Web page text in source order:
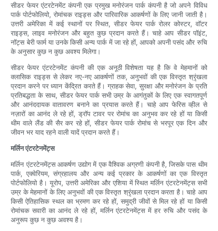
सीडर फेयर एंटरटेनमेंट कंपनी एक प्रमुख मनोरंजन पार्क कंपनी है जो अपने विविध
पार्क पोर्टफोलियो, रोमांचक राइड्स और पारिवारिक आकर्षणों के लिए जानी जाती है।
उत्तरी अमेरिका में कई स्थानों पर स्थित, सीडर फेयर पार्क रोलर कोस्टर, वॉटर
राइड्स, लाइव मनोरंजन और बहुत कुछ प्रदान करते हैं। चाहे आप सीडर पॉइंट,
नॉट्स बेरी फार्म या उनके किसी अन्य पार्क में जा रहे हों, आपको अपनी पसंद और रुचि
के अनुसार कुछ न कुछ अवश्य मिलेगा।
सीडर फेयर एंटरटेनमेंट कंपनी की एक अनूठी विशेषता यह है कि वे मेहमानों को
क्लासिक राइड्स से लेकर नए-नए आकर्षणों तक, अनुभवों की एक विस्तृत श्रृंखला
प्रदान करने पर ध्यान केंद्रित करते हैं। ग्राहक सेवा, सुरक्षा और मनोरंजन के प्रति
प्रतिबद्धता के साथ, सीडर फेयर पार्क सभी उम्र के आगंतुकों के लिए एक स्वागतपूर्ण
और आनंददायक वातावरण बनाने का प्रयास करते हैं। चाहे आप फेरिस व्हील से
नज़ारों का आनंद ले रहे हों, ड्रॉप टावर पर रोमांच का अनुभव कर रहे हों या किसी
थीम वाले लैंड की सैर कर रहे हों, सीडर फेयर पार्क रोमांच से भरपूर एक दिन और
जीवन भर याद रहने वाली यादें प्रदान करते हैं।
मर्लिन एंटरटेनमेंट्स
मर्लिन एंटरटेनमेंट्स आकर्षण उद्योग में एक वैश्विक अग्रणी कंपनी है, जिसके पास थीम
पार्क, एक्वेरियम, संग्रहालय और अन्य कई प्रकार के आकर्षणों का एक विस्तृत
पोर्टफोलियो है। यूरोप, उत्तरी अमेरिका और एशिया में स्थित मर्लिन एंटरटेनमेंट्स सभी
उम्र के मेहमानों के लिए अनुभवों की एक विस्तृत श्रृंखला प्रदान करता है। चाहे आप
किसी ऐतिहासिक स्थल का भ्रमण कर रहे हों, समुद्री जीवों से मिल रहे हों या किसी
रोमांचक सवारी का आनंद ले रहे हों, मर्लिन एंटरटेनमेंट्स में हर रुचि और पसंद के
अनुरूप कुछ न कुछ अवश्य है।